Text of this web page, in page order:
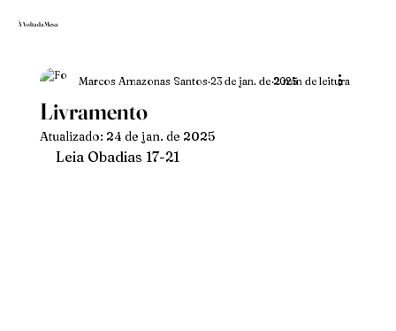
À Volta da Mesa
Livramento
Marcos Amazonas Santos 23 de jan. de 20252 min de leitura
Atualizado: 24 de jan. de 2025
Leia Obadias 17-21